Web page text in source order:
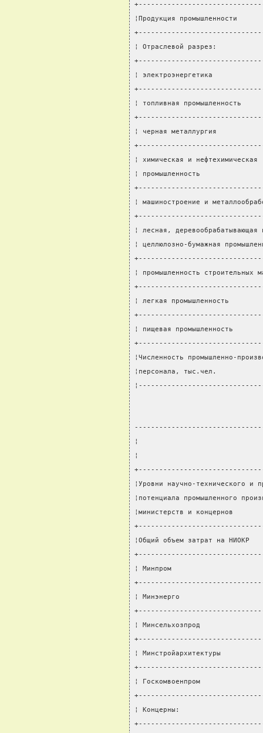
¦Продукция
¦ Отраслевой разрез:
¦ электроэнергетика
¦ топливная
¦ черная металлургия
¦ химическая и
¦ промышленность
¦ машиностроение и
¦ лесная,
¦ целлюлозно-бумажная
¦ промышленность
¦ легкая промышленность
¦ пищевая промышленность
¦Численность промышленно-
¦персонала, тыс.чел.
¦
¦
¦Уровни научно-
¦потенциала промышленного
¦министерств и
¦Общий объем затрат на
¦ Минпром
¦ Минэнерго
¦ Минсельхозпрод
¦ Минстройархитектуры
¦ Госкомвоенпром
¦ Концерны: